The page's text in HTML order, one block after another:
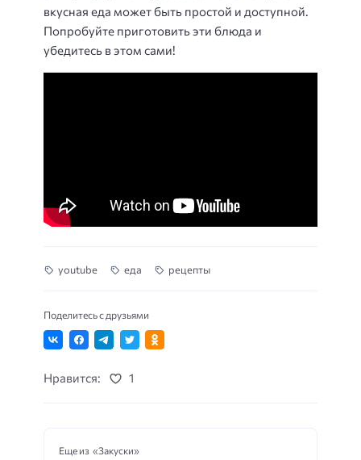
вкусная еда может быть простой и доступной.
Попробуйте приготовить эти блюда и
убедитесь в этом сами!
youtube еда рецепты
Поделитесь с друзьями
Нравится: 1
Еще из «Закуски»